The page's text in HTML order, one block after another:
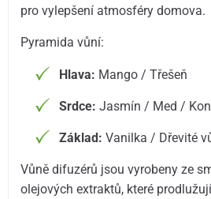
pro vylepšení atmosféry domova.
Pyramida vůní:
Hlava: Mango / Třešeň
Srdce: Jasmín / Med /
Základ: Vanilka / Dřevité
Vůně difuzérů jsou vyrobeny ze
olejových extraktů, které